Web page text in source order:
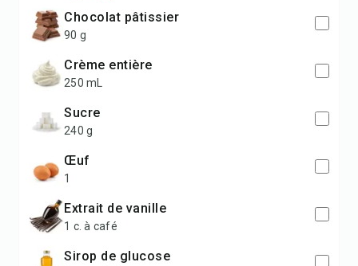
chocolat pâtissier
90 g
crème entière
250 mL
sucre
240 g
œuf
1
extrait de vanille
1 c. à café
sirop de glucose